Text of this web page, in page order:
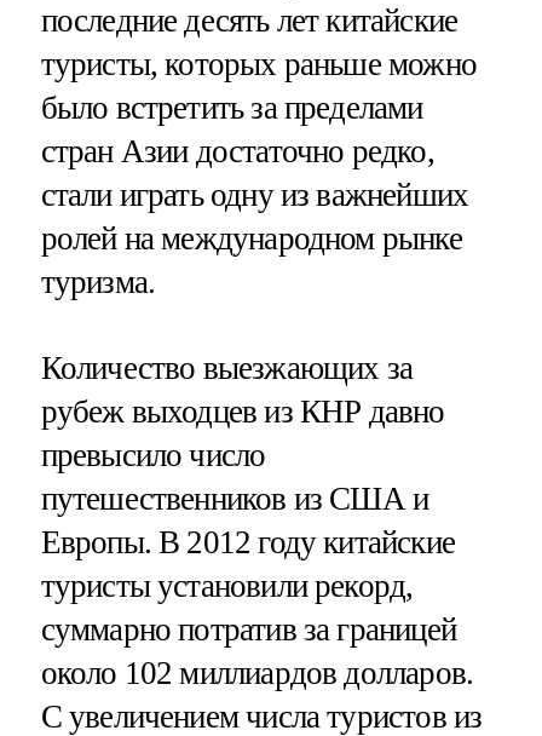
последние десять лет китайские
туристы, которых раньше можно
было встретить за пределами
стран Азии достаточно редко,
стали играть одну из важнейших
ролей на международном рынке
туризма.
Количество выезжающих за
рубеж выходцев из КНР давно
превысило число
путешественников из США и
Европы. В 2012 году китайские
туристы установили рекорд,
суммарно потратив за границей
около 102 миллиардов долларов.
С увеличением числа туристов из